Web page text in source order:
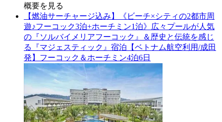
概要を見る
【燃油サーチャージ込み】《ビーチ×シティの2都市周
遊♪フーコック3泊+ホーチミン1泊》広々プールが人気
の『ソルバイメリアフーコック』＆歴史と伝統を感じ
る『マジェスティック』宿泊【ベトナム航空利用/成田
発】フーコック＆ホーチミン4泊6日